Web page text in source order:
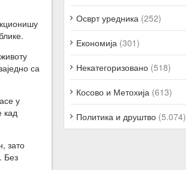
са
у
кад
зато
Без
Осврт уредника (252)
Економија (301)
Некатегоризовано (518)
Косово и Метохија (613)
Политика и друштво (5.074)